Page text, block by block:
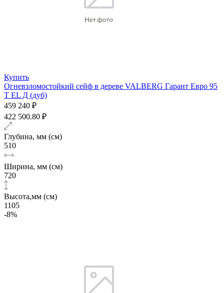
Купить
Огневзломостойкий сейф в дереве VALBERG Гарант Евро 95
Т EL Д (дуб)
459 240 ₽
422 500.80 ₽
Глубина, мм (см)
510
Ширина, мм (см)
720
Высота,мм (см)
1105
-8%